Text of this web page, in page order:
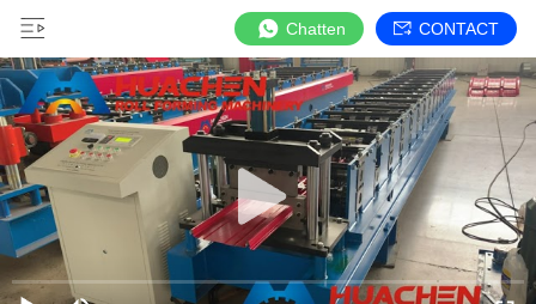
Chatten CONTACT